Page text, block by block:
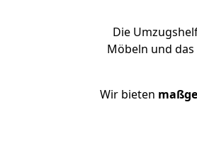
Die
Möbeln und
Wir bieten